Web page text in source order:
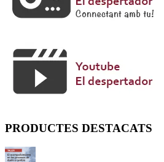
PRODUCTES DESTACATS